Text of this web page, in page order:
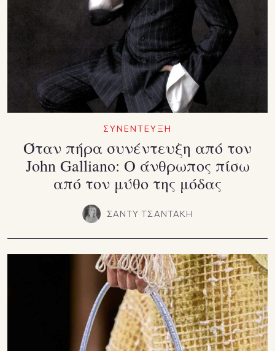
ΣΥΝΕΝΤΕΥΞΗ
Όταν πήρα συνέντευξη από τον
John Galliano: Ο άνθρωπος πίσω
από τον μύθο της μόδας
ΣΑΝΤΥ ΤΣΑΝΤΑΚΗ